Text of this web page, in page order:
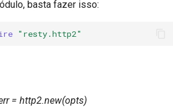
h2_frame.push_promise.unpack
basta fazer isso:
"resty.http2"
= http2.new(opts)